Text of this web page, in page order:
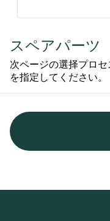
スペアパーツ
次ページの選择プロ
を指定してください。